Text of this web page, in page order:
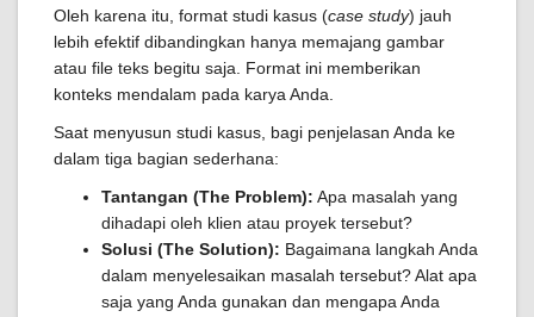
Oleh karena itu, format studi kasus (case study) jauh
lebih efektif dibandingkan hanya memajang gambar
atau file teks begitu saja. Format ini memberikan
konteks mendalam pada karya Anda.
Saat menyusun studi kasus, bagi penjelasan Anda ke
dalam tiga bagian sederhana:
Tantangan (The Problem): Apa masalah yang
dihadapi oleh klien atau proyek tersebut?
Solusi (The Solution): Bagaimana langkah Anda
dalam menyelesaikan masalah tersebut? Alat apa
saja yang Anda gunakan dan mengapa Anda